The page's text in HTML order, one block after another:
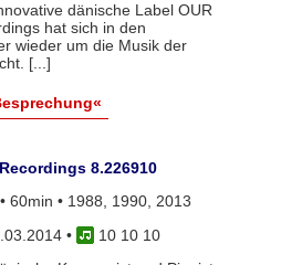
dänische Label OUR
hat sich in den
wieder um die Musik der
[...]
8.226910
60min • 1988, 1990, 2013
•
10 10 10